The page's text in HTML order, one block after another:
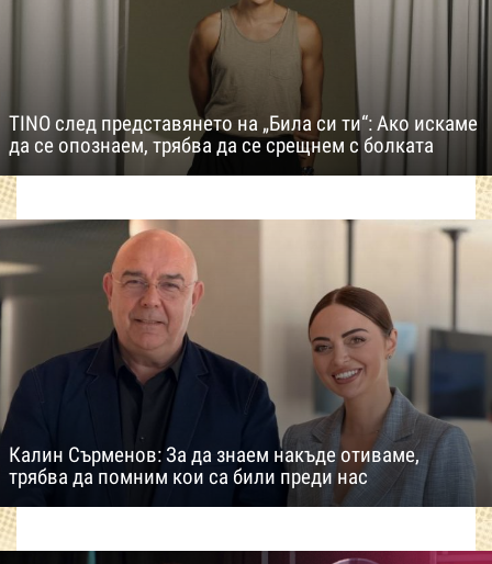
TINO след представянето на „Била си ти“: Ако искаме
да се опознаем, трябва да се срещнем с болката
Калин Сърменов: За да знаем накъде отиваме,
трябва да помним кои са били преди нас